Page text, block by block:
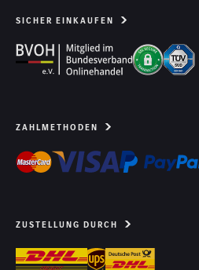
SICHER EINKAUFEN
ZAHLMETHODEN
ZUSTELLUNG DURCH